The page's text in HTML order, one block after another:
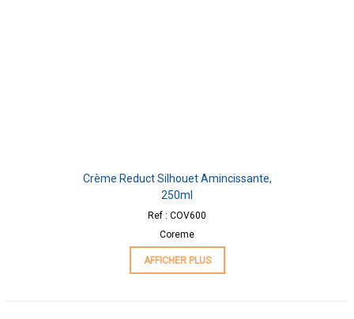
Crème Reduct Silhouet Amincissante,
250ml
Ref : COV600
Coreme
AFFICHER PLUS